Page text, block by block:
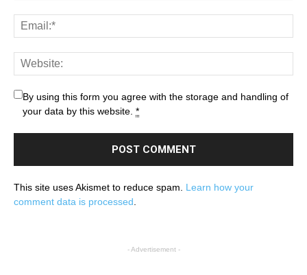
By using this form you agree with the storage and handling of
your data by this website. *
This site uses Akismet to reduce spam. Learn how your
comment data is processed.
- Advertisement -